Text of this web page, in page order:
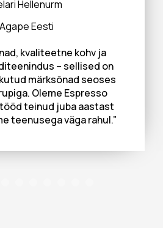
Hellenurm
Agape Eesti
kvaliteetne kohv ja
– sellised on
märksõnad seoses
Oleme Espresso
teinud juba aastast
teenusega väga rahul.”